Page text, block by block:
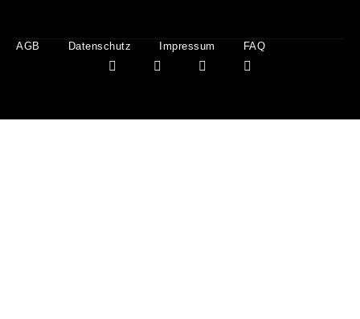
AGB Datenschutz Impressum FAQ